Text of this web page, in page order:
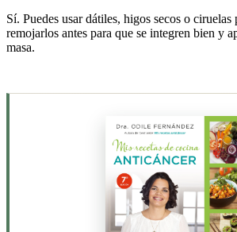
Sí. Puedes usar dátiles, higos secos o ciruelas
remojarlos antes para que se integren bien y
masa.